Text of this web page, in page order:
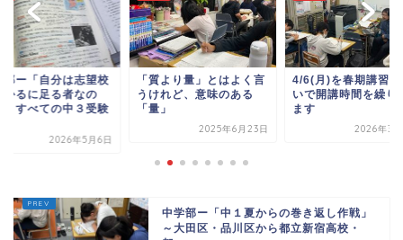
部ー「自分は志望校
かるに足る者なの
」すべての中３受験
2026年5月6日
「質より量」とはよく言
うけれど、意味のある
「量」
2025年6月23日
4/6(月)を春期講習期
いで開講時間を繰り
ます
2026年3
中学部ー「中１夏からの巻き返し作戦」
～大田区・品川区から都立新宿高校・